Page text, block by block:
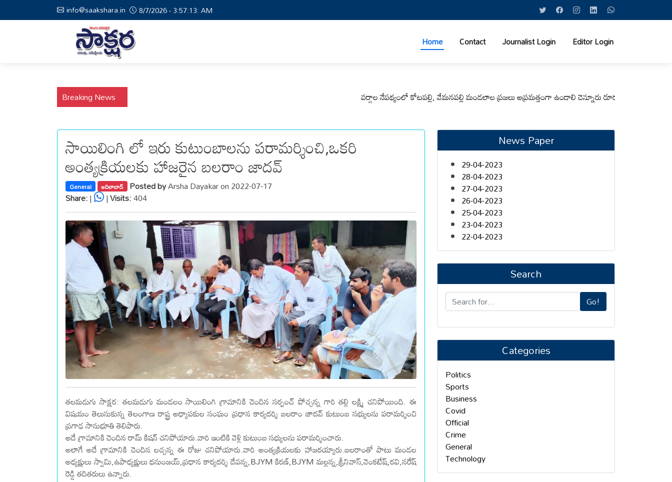
info@saakshara.in 8/7/2026 - 3:57:13: AM
Home Contact Journalist Login Editor Login
Breaking News వర్షాల నేపథ్యంలో కోటపల్లి, వేమనపల్లి మండలాల ప్రజలు అప్రమత్తంగా ఉండాలి చెన్నూరు రూరల్ సీఐ ఆర్. కృష్ణ
సాయిలింగి లో ఇరు కుటుంబాలను పరామర్శించి,ఒకరి
అంత్యక్రియలకు హాజరైన బలరాం జాదవ్
General ఆదిలాబాద్ Posted byArsha Dayakar on 2022-07-17
Share:| |Visits:404
తలమడుగు సాక్షర: తలమడుగు మండలం సాయిలింగి గ్రామానికి చెందిన సర్పంచ్ పోచ్చన్న గారి తల్లి లక్ష్మి చనిపోయింది. ఈ
విషయం తెలుసుకున్న తెలంగాణ రాష్ట్ర అధ్యాపకుల సంఘం ప్రధాన కార్యదర్శి బలరాం జాదవ్ కుటుంబ సభ్యులను పరామర్శించి
ప్రగాఢ సానుభూతి తెలిపారు.
అదే గ్రామానికి చెందిన రామ్ కిషన్ చనిపోయారు.వారి ఇంటికి వెళ్లి కుటుంబ సభ్యులను పరామర్శించారు.
అలాగే అదే గ్రామానికి చెందిన లచ్చన్న ఈ రోజు చనిపోయారు.వారి అంత్యక్రియలకు హాజరయ్యారు.బలరాంతో పాటు మండల
అధ్యక్షులు స్వామి,ఉపాధ్యక్షులు ధనుంజయ్,ప్రధాన కార్యదర్శి దేవన్న,BJYM కిరణ్,BJYM మల్లన్న,శ్రీనివాస్,వెంకటేష్,రవి,నరేష్
రెడ్డి తదితరులు ఉన్నారు.
News Paper
29-04-2023
28-04-2023
27-04-2023
26-04-2023
25-04-2023
23-04-2023
22-04-2023
Search
Go!
Categories
Politics
Sports
Business
Covid
Official
Crime
General
Technology